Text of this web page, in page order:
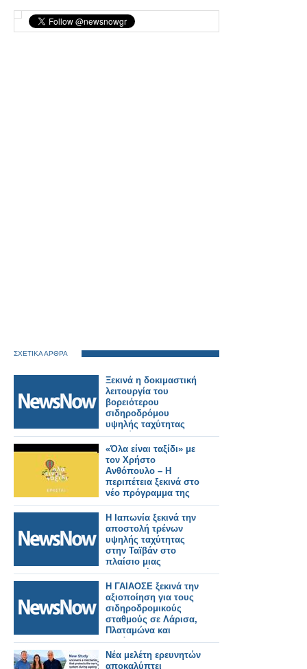
ΣΧΕΤΙΚΑ ΑΡΘΡΑ
Ξεκινά η δοκιμαστική
λειτουργία του
βορειότερου
σιδηροδρόμου
υψηλής ταχύτητας
της Κίνας.
«Όλα είναι ταξίδι» με
τον Χρήστο
Ανθόπουλο – Η
περιπέτεια ξεκινά στο
νέο πρόγραμμα της
ΕΡΤ
Η Ιαπωνία ξεκινά την
αποστολή τρένων
υψηλής ταχύτητας
στην Ταϊβάν στο
πλαίσιο μιας
σημαντικής
σιδηροδρομικής
παραγγελίας.
Η ΓΑΙΑΟΣΕ ξεκινά την
αξιοποίηση για τους
σιδηροδρομικούς
σταθμούς σε Λάρισα,
Πλαταμώνα και
Κατάκολο.
Νέα μελέτη ερευνητών
αποκαλύπτει